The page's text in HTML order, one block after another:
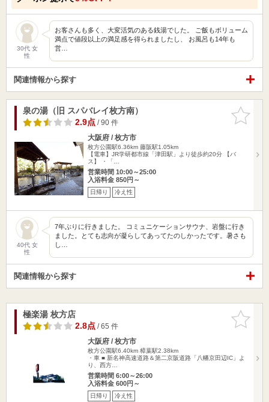
30代 女
性
お客さんも多く、大変活気のある銭湯でした。 ご飯もボリューム
満点で値段以上の満足感を得られましたし、 お風呂も14年も
営…
関連情報から探す
お気に入
りに追加
泉の湯（旧 スパバレイ枚方南）
2.9点/ 90 件
大阪府 / 枚方市
枚方公園駅6.36km 藤阪駅1.05km
【電車】JR学研都市線「津田駅」より徒歩約20分 【バ
ス】 ・「…
営業時間 10:00～25:00
入浴料金 850円～
日帰り 冷え性
40代 女
性
7年ぶりに行きました。 コミュニケーションサウナ、岩盤に行き
ました。とても志向が凝らしてあってたのしかったです。暑さも
し…
関連情報から探す
お気に入
りに追加
極楽湯 枚方店
2.8点/ 65 件
大阪府 / 枚方市
枚方公園駅6.40km 樟葉駅2.38km
・車 ■ 新名神高速道路＆第二京阪道路「八幡京田辺IC」よ
り、西方…
営業時間 6:00～26:00
入浴料金 600円～
日帰り 冷え性